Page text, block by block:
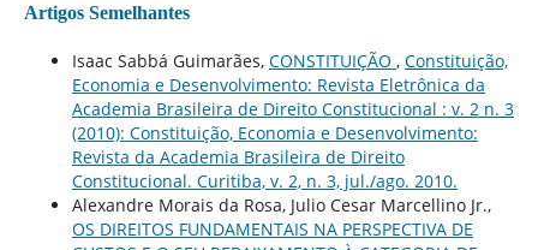
Artigos Semelhantes
Isaac Sabbá Guimarães, CONSTITUIÇÃO , Constituição,
Economia e Desenvolvimento: Revista Eletrônica da
Academia Brasileira de Direito Constitucional : v. 2 n. 3
(2010): Constituição, Economia e Desenvolvimento:
Revista da Academia Brasileira de Direito
Constitucional. Curitiba, v. 2, n. 3, jul./ago. 2010.
Alexandre Morais da Rosa, Julio Cesar Marcellino Jr.,
OS DIREITOS FUNDAMENTAIS NA PERSPECTIVA DE